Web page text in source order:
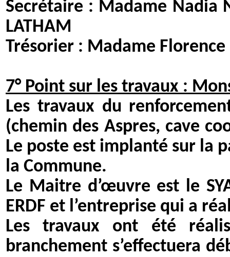
Secrétaire : Madame
LATHAM
Trésorier : Madame
7° Point sur les travaux :
Les travaux du
(chemin des Aspres, cave
Le poste est implanté sur la
la Commune.
Le Maitre d’œuvre est le
ERDF et l’entreprise qui a
Les travaux ont été
branchement s’effectuera